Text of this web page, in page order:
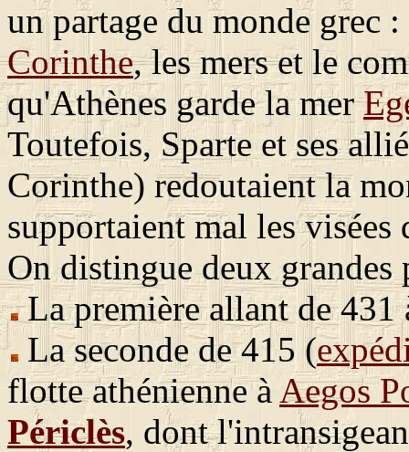
un partage du monde grec
Corinthe, les mers et le
qu'Athènes garde la mer
Toutefois, Sparte et ses
Corinthe) redoutaient la
supportaient mal les
On distingue deux grandes
La première allant de 431
La seconde de 415 (
flotte athénienne à Aegos
Périclès, dont